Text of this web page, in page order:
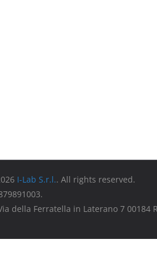
I-Lab S.r.l.. All rights reserved.
della Ferratella in Laterano 7 00184